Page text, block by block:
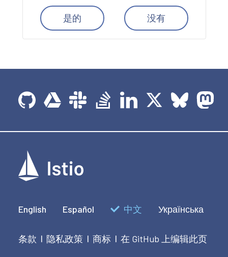
是的 没有
English Español 中文 Українська
条款 | 隐私政策 | 商标 | 在 GitHub 上编辑此页